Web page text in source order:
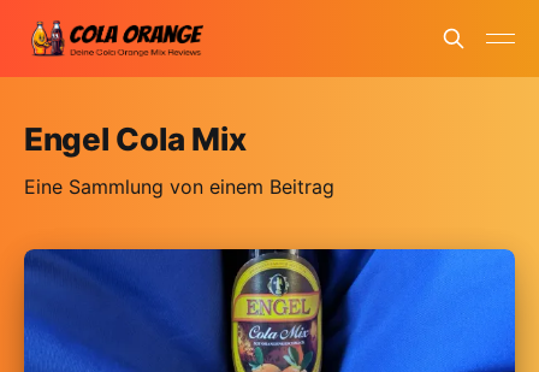
Engel Cola Mix
Eine Sammlung von einem Beitrag